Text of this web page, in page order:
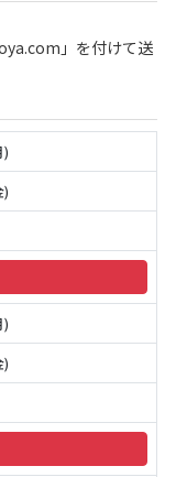
」を付けて送